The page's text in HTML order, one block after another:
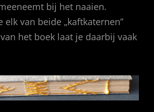
bij het naaien.
elk van beide „kaftkaternen”
het boek laat je daarbij vaak